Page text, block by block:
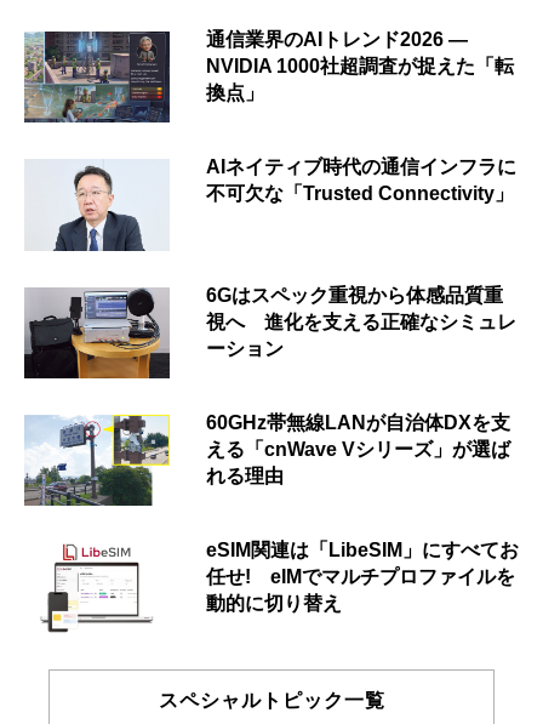
通信業界のAIトレンド2026 ―
NVIDIA 1000社超調査が捉えた「転
換点」
AIネイティブ時代の通信インフラに
不可欠な「Trusted Connectivity」
6Gはスペック重視から体感品質重
視へ 進化を支える正確なシミュレ
ーション
60GHz帯無線LANが自治体DXを支
える「cnWave Vシリーズ」が選ば
れる理由
eSIM関連は「LibeSIM」にすべてお
任せ! eIMでマルチプロファイルを
動的に切り替え
スペシャルトピック一覧